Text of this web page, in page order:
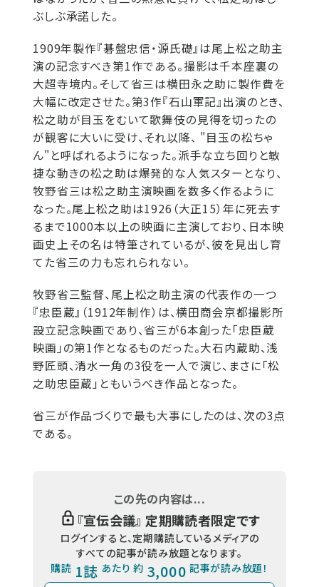
ぶしぶ承諾した。
1909年製作『碁盤忠信・源氏礎』は尾上松之助主
演の記念すべき第1作である。撮影は千本座裏の
大超寺境内。そして省三は横田永之助に製作費を
大幅に改定させた。第3作『石山軍記』出演のとき、
松之助が目玉をむいて歌舞伎の見得を切ったの
が観客に大いに受け、それ以降、 "目玉の松ちゃ
ん"と呼ばれるようになった。派手な立ち回りと敏
捷な動きの松之助は爆発的な人気スターとなり、
牧野省三は松之助主演映画を数多く作るように
なった。尾上松之助は1926（大正15）年に死去す
るまで1000本以上の映画に主演しており、日本映
画史上その名は特筆されているが、彼を見出し育
てた省三の力も忘れられない。
牧野省三監督、尾上松之助主演の代表作の一つ
『忠臣蔵』（1912年制作）は、横田商会京都撮影所
設立記念映画であり、省三が6本創った「忠臣蔵
映画」の第1作となるものだった。大石内蔵助、浅
野匠頭、清水一角の3役を一人で演じ、まさに「松
之助忠臣蔵」ともいうべき作品となった。
省三が作品づくりで最も大事にしたのは、次の3点
である。
この先の内容は...
『宣伝会議』 定期購読者限定です
ログインすると、定期購読しているメディアの
すべての記事が読み放題となります。
購読 1誌 あたり 約 3,000 記事が読み放題！